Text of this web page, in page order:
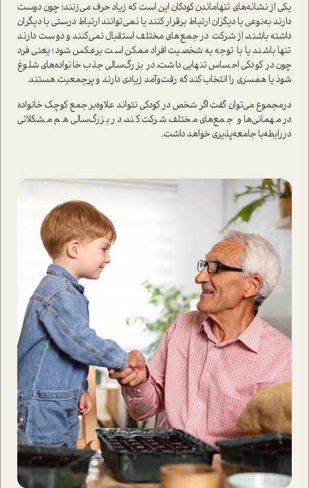
یکی از نشانه‌هاي تنهاماندن کودکان‌ این ا‌ست که زیاد حرف می‌زنند؛ چون دوست
دارند به‌نوعی با دیگران ارتباط برقرار کنند‌ یا نمی‌توانند‌ ارتباط درستی با دیگران
داشته باشند‌، از شرکت در جمع‌های مختلف ا‌ستقبال نمی‌کنند و دوست دارند
تنها باشند‌ یا با توجه به شخصیت افراد ممکن ا‌ست برعکس شود‌؛ یعنی فرد
چون در کودکی احساس تنهایی داشت، در بزرگ‌سالی جذب خانواده‌های شلوغ
شود یا همسری را انتخاب کند که رفت‌و‌آمد زیادی دارند و پر‌جمعيت هستند‌.
در‌مجموع می‌توان گفت اگر شخص در کودکی نتواند علاوه‌بر جمع کوچک خانواده
در مهمانی‌ها و جمع‌های مختلف شرکت کند‌، در بزرگ‌سالی هم مشکلاتی
دررابطه‌با جامعه‌پذیری خواهد داشت‌.